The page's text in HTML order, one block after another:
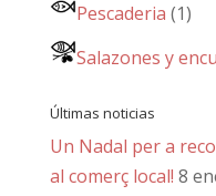
Pescaderia (1)
Salazones y
Últimas noticias
Un Nadal per a
al comerç local! 8